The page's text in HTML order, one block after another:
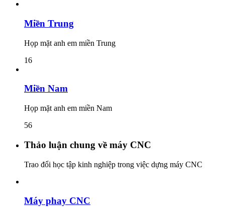
Miền Trung
Họp mặt anh em miền Trung
16
Miền Nam
Họp mặt anh em miền Nam
56
Thảo luận chung về máy CNC
Trao đổi học tập kinh nghiệp trong việc dựng máy CNC
Máy phay CNC